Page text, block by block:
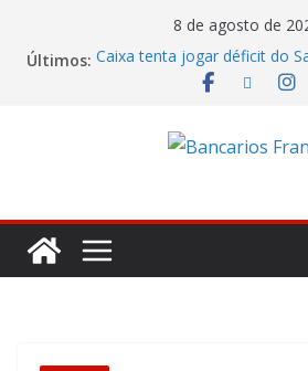
8 de agosto de
Últimos: Caixa tenta jogar déficit do
dos empregados e enfrenta
Itaú atende cobrança da
Banco do Brasil trava debate
condiciona avanços à decisão